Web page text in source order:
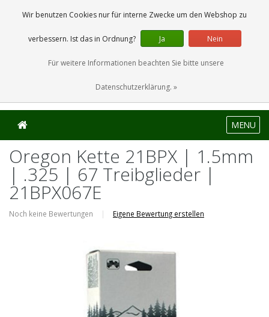
0 Artikel
MENU
Oregon Kette 21BPX | 1.5mm
| .325 | 67 Treibglieder |
21BPX067E
Noch keine Bewertungen | Eigene Bewertung erstellen
Wir benutzen Cookies nur für interne Zwecke um den Webshop zu
verbessern. Ist das in Ordnung? Ja Nein
Für weitere Informationen beachten Sie bitte unsere
Datenschutzerklärung. »